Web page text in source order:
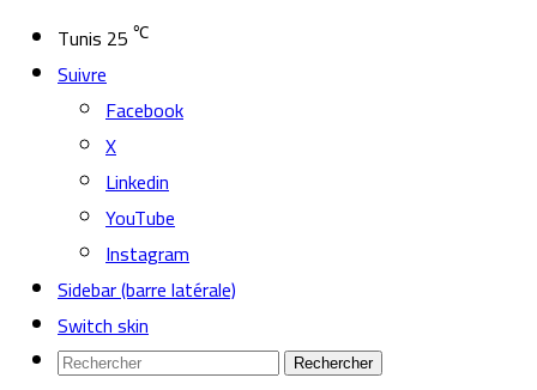
Tunis 25 ℃
Suivre
Facebook
X
Linkedin
YouTube
Instagram
Sidebar (barre latérale)
Switch skin
Rechercher